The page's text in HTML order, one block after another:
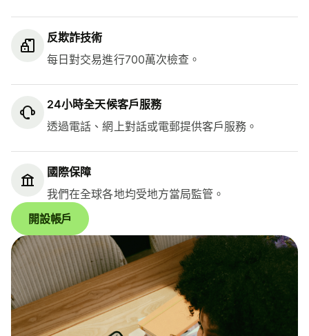
反欺詐技術
每日對交易進行700萬次檢查。
24小時全天候客戶服務
透過電話、網上對話或電郵提供客戶服務。
國際保障
我們在全球各地均受地方當局監管。
開設帳戶